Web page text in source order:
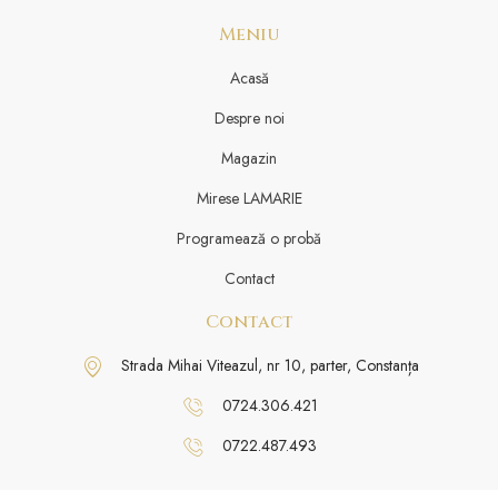
Meniu
Acasă
Despre noi
Magazin
Mirese LAMARIE
Programează o probă
Contact
Contact
Strada Mihai Viteazul, nr 10, parter, Constanța
0724.306.421
0722.487.493